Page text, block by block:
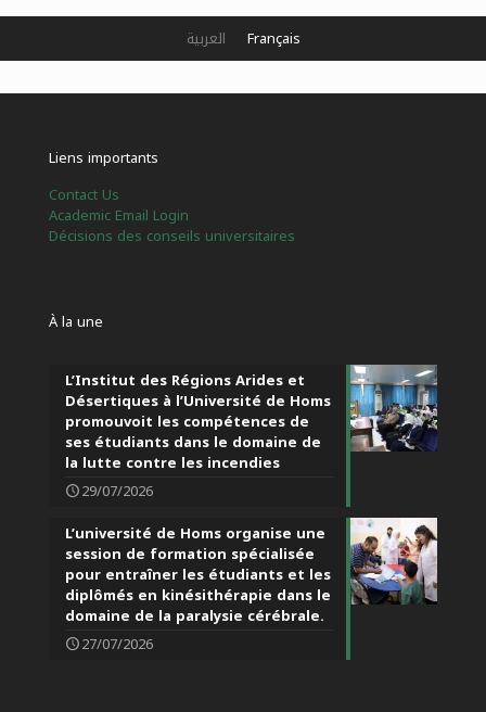
Liens importants
Contact Us
Academic Email Login
Décisions des conseils universitaires
À la une
L’Institut des Régions Arides et
Désertiques à l’Université de Homs
promouvoit les compétences de
ses étudiants dans le domaine de
la lutte contre les incendies
29/07/2026
L’université de Homs organise une
session de formation spécialisée
pour entraîner les étudiants et les
diplômés en kinésithérapie dans le
domaine de la paralysie cérébrale.
27/07/2026
العربية Français